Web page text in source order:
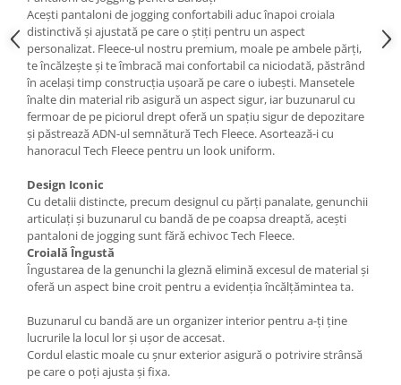
Acești pantaloni de jogging confortabili aduc înapoi croiala
distinctivă și ajustată pe care o știți pentru un aspect
personalizat. Fleece-ul nostru premium, moale pe ambele părți,
te încălzește și te îmbracă mai confortabil ca niciodată, păstrând
în același timp construcția ușoară pe care o iubești. Mansetele
înalte din material rib asigură un aspect sigur, iar buzunarul cu
fermoar de pe piciorul drept oferă un spațiu sigur de depozitare
și păstrează ADN-ul semnătură Tech Fleece. Asortează-i cu
hanoracul Tech Fleece pentru un look uniform.
Design Iconic
Cu detalii distincte, precum designul cu părți panalate, genunchii
articulați și buzunarul cu bandă de pe coapsa dreaptă, acești
pantaloni de jogging sunt fără echivoc Tech Fleece.
Croială Îngustă
Îngustarea de la genunchi la gleznă elimină excesul de material și
oferă un aspect bine croit pentru a evidenția încălțămintea ta.
Buzunarul cu bandă are un organizer interior pentru a-ți ține
lucrurile la locul lor și ușor de accesat.
Cordul elastic moale cu șnur exterior asigură o potrivire strânsă
pe care o poți ajusta și fixa.